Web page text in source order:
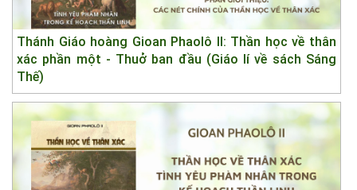
Thánh Giáo hoàng Gioan Phaolô II: Thần học về thân
xác phần một - Thuở ban đầu (Giáo lí về sách Sáng
Thế)